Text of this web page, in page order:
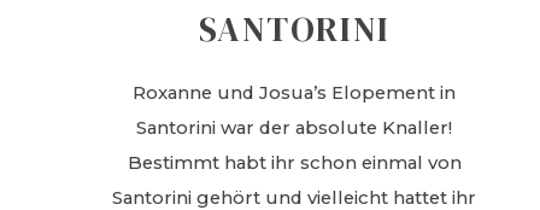
SANTORINI
Roxanne und Josua’s Elopement in
Santorini war der absolute Knaller!
Bestimmt habt ihr schon einmal von
Santorini gehört und vielleicht hattet ihr